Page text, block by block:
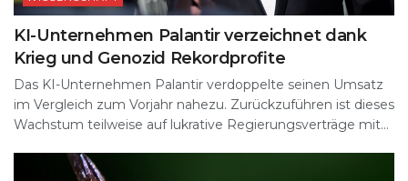
KI-Unternehmen Palantir verzeichnet dank
Krieg und Genozid Rekordprofite
Das KI-Unternehmen Palantir verdoppelte seinen Umsatz
im Vergleich zum Vorjahr nahezu. Zurückzuführen ist dieses
Wachstum teilweise auf lukrative Regierungsverträge mit...